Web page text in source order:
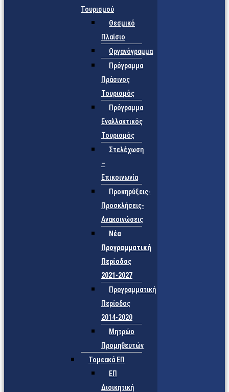
Τουρισμού
Θεσμικό
Πλαίσιο
Οργανόγραμμα
Πρόγραμμα
Πράσινος
Τουρισμός
Πρόγραμμα
Εναλλακτικός
Τουρισμός
Στελέχωση
–
Επικοινωνία
Προκηρύξεις-
Προσκλήσεις-
Ανακοινώσεις
Νέα
Προγραμματική
Περίοδος
2021-2027
Προγραμματική
Περίοδος
2014-2020
Μητρώο
Προμηθευτών
Τομεακά ΕΠ
ΕΠ
Διοικητική